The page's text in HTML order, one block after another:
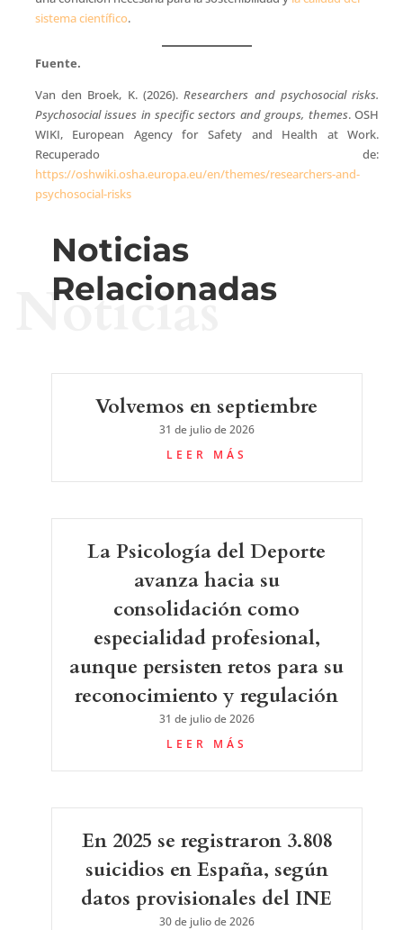
sistema científico.
Fuente.
Van den Broek, K. (2026).Researchers and psychosocial risks.
Psychosocial issues in specific sectors and groups, themes. OSH
WIKI, European Agency for Safety and Health at Work.
Recuperado de:
https://oshwiki.osha.europa.eu/en/themes/researchers-and-
psychosocial-risks
Noticias
Relacionadas
Noticias
Volvemos en septiembre
31 de julio de 2026
LEER MÁS
La Psicología del Deporte
avanza hacia su
consolidación como
especialidad profesional,
aunque persisten retos para su
reconocimiento y regulación
31 de julio de 2026
LEER MÁS
En 2025 se registraron 3.808
suicidios en España, según
datos provisionales del INE
30 de julio de 2026